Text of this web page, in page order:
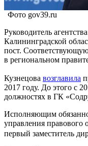
Фото gov39.ru
Руководитель
Калининградской
пост.
в региональном
Кузнецова возглавила
2017 году. До этого с
должностях в ГК
Исполняющим
управления правового
первый заместитель